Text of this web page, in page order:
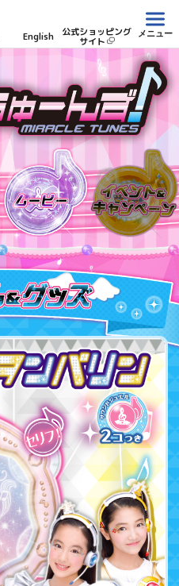
English 公式ショッピング
サイト
メニュー